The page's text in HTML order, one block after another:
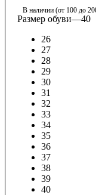
В наличии (от 100 до
Размер обуви—40
26
27
28
29
30
31
32
33
34
35
36
37
38
39
40